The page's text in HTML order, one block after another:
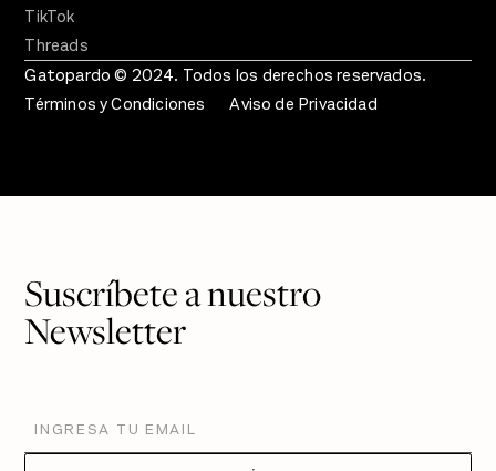
TikTok
Threads
Gatopardo © 2024. Todos los derechos reservados.
Términos y Condiciones
Aviso de Privacidad
Suscríbete a nuestro
Newsletter